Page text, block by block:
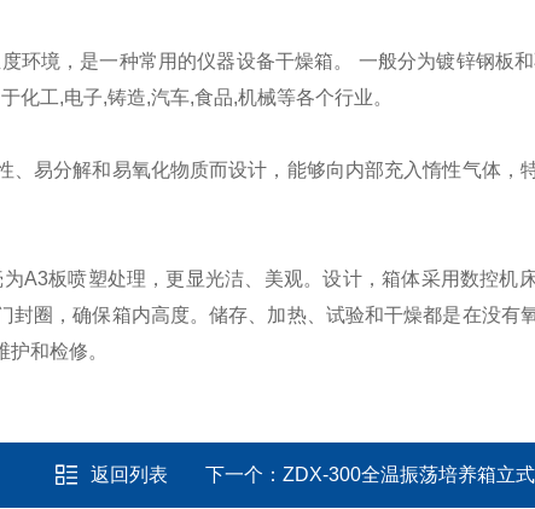
环境，是一种常用的仪器设备干燥箱。 一般分为镀锌钢板
化工,电子,铸造,汽车,食品,机械等各个行业。
易分解和易氧化物质而设计，能够向内部充入惰性气体，
A3板喷塑处理，更显光洁、美观。设计，箱体采用数控机
圈，确保箱内高度。储存、加热、试验和干燥都是在没有
和检修。
返回列表 下一个：ZDX-300全温振荡培养箱立式大